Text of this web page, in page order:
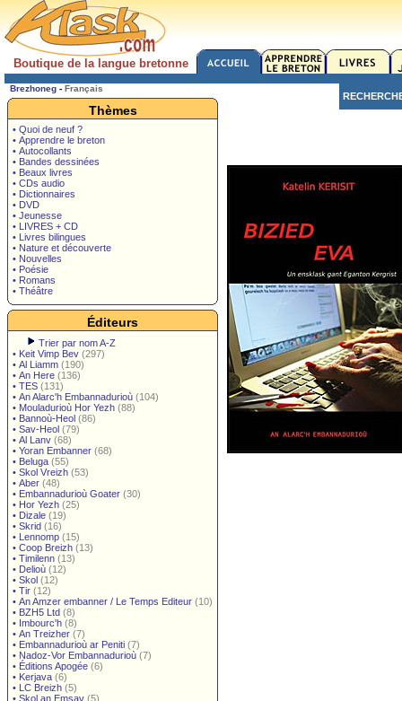
Boutique de la langue bretonne
Brezhoneg - Français
Thèmes
• Quoi de neuf ?
• Apprendre le breton
• Autocollants
• Bandes dessinées
• Beaux livres
• CDs audio
• Dictionnaires
• DVD
• Jeunesse
• LIVRES + CD
• Livres bilingues
• Nature et découverte
• Nouvelles
• Poésie
• Romans
• Théâtre
Éditeurs
Trier par nom A-Z
• Keit Vimp Bev (297)
• Al Liamm (190)
• An Here (136)
• TES (131)
• An Alarc'h Embannadurioù (104)
• Mouladurioù Hor Yezh (88)
• Bannoù-Heol (86)
• Sav-Heol (79)
• Al Lanv (68)
• Yoran Embanner (68)
• Beluga (55)
• Skol Vreizh (53)
• Aber (48)
• Embannadurioù Goater (30)
• Hor Yezh (25)
• Dizale (19)
• Skrid (16)
• Lennomp (15)
• Coop Breizh (13)
• Timilenn (13)
• Delioù (12)
• Skol (12)
• Tir (12)
• An Amzer embanner / Le Temps Editeur (10)
• BZH5 Ltd (8)
• Imbourc'h (8)
• An Treizher (7)
• Embannadurioù ar Peniti (7)
• Nadoz-Vor Embannadurioù (7)
• Éditions Apogée (6)
• Kerjava (6)
• LC Breizh (5)
• Skol an Emsav (5)